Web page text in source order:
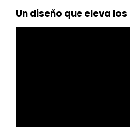
Un diseño que eleva